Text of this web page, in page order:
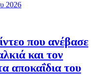
2026
που ανέβασε
και τον
αποκαΐδια του